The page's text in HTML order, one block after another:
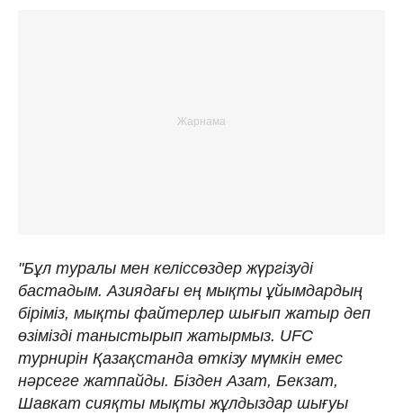
"Бұл туралы мен келіссөздер жүргізуді
бастадым. Азиядағы ең мықты ұйымдардың
біріміз, мықты файтерлер шығып жатыр деп
өзімізді таныстырып жатырмыз. UFC
турнирін Қазақстанда өткізу мүмкін емес
нәрсеге жатпайды. Бізден Азат, Бекзат,
Шавкат сияқты мықты жұлдыздар шығуы